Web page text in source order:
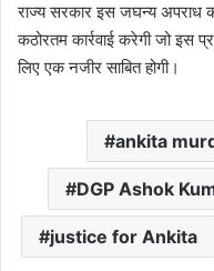
राज्य सरकार इस जघन्य अपराध
कठोरतम कार्रवाई करेगी जो इस
लिए एक नजीर साबित होगी।
ankita
DGP Ashok
justice for Ankita